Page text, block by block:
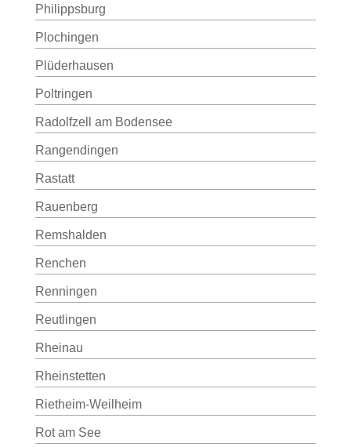
Philippsburg
Plochingen
Plüderhausen
Poltringen
Radolfzell am Bodensee
Rangendingen
Rastatt
Rauenberg
Remshalden
Renchen
Renningen
Reutlingen
Rheinau
Rheinstetten
Rietheim-Weilheim
Rot am See